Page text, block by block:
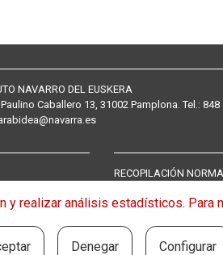
NAVARRO DEL EUSKERA
Caballero 13, 31002 Pamplona. Tel.: 848
RECOPILACIÓN
Normativa
realizar análisis estadísticos. Para
Denegar Configurar